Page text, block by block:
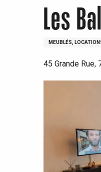
Eté
Quand il
Avec les
Meilleurs
Séjours
Séjours à
Les
MEUBLÉS,
45 Grande Rue,